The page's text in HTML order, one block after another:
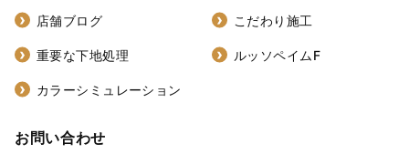
店舗ブログ こだわり施工
重要な下地処理 ルッソペイムF
カラーシミュレーション
お問い合わせ